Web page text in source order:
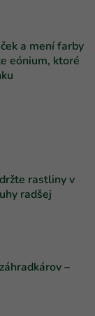
a mení farby
eónium, ktoré
rastliny v
radšej
–